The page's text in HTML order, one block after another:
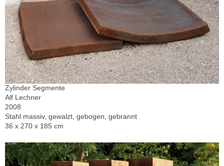
Zylinder Segmente
Alf Lechner
2008
Stahl massiv, gewalzt, gebogen, gebrannt
36 x 270 x 185 cm